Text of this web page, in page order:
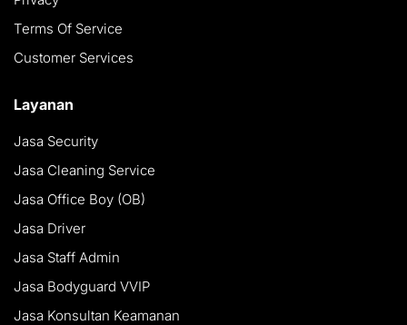
Terms Of Service
Customer Services
Layanan
Jasa Security
Jasa Cleaning Service
Jasa Office Boy (OB)
Jasa Driver
Jasa Staff Admin
Jasa Bodyguard VVIP
Jasa Konsultan Keamanan